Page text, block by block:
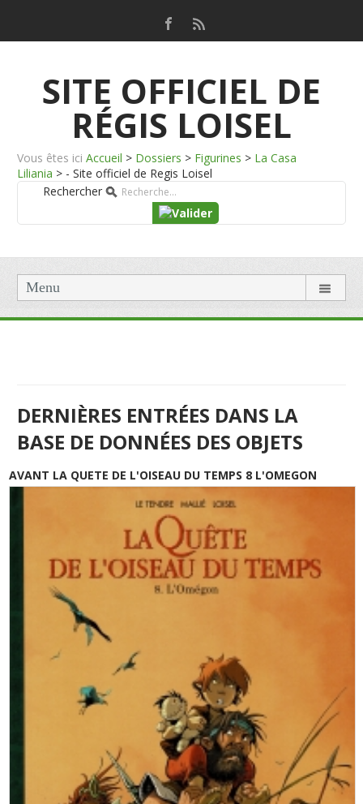
SITE OFFICIEL DE
RÉGIS LOISEL
Vous êtes ici Accueil > Dossiers > Figurines > La Casa
Liliania > - Site officiel de Regis Loisel
Rechercher
Menu
DERNIÈRES ENTRÉES DANS LA
BASE DE DONNÉES DES OBJETS
AVANT LA QUETE DE L'OISEAU DU TEMPS 8 L'OMEGON